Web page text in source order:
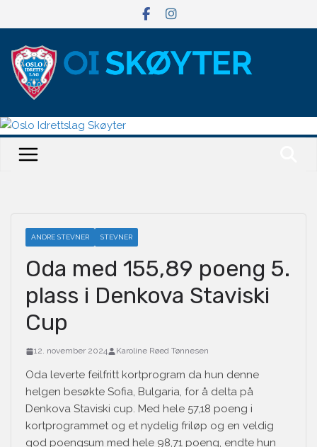
ANDRE STEVNER STEVNER
Oda med 155,89 poeng 5.
plass i Denkova Staviski
Cup
12. november 2024 Karoline Røed Tønnesen
Oda leverte feilfritt kortprogram da hun denne
helgen besøkte Sofia, Bulgaria, for å delta på
Denkova Staviski cup. Med hele 57,18 poeng i
kortprogrammet og et nydelig friløp og en veldig
god poengsum med hele 98,71 poeng, endte hun